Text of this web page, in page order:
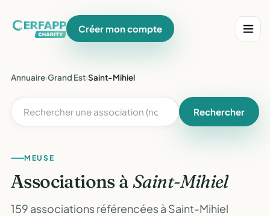
Créer mon compte
Annuaire›Grand Est›Saint-Mihiel
Rechercher
MEUSE
Associations à Saint-Mihiel
159 associations référencées à Saint-Mihiel